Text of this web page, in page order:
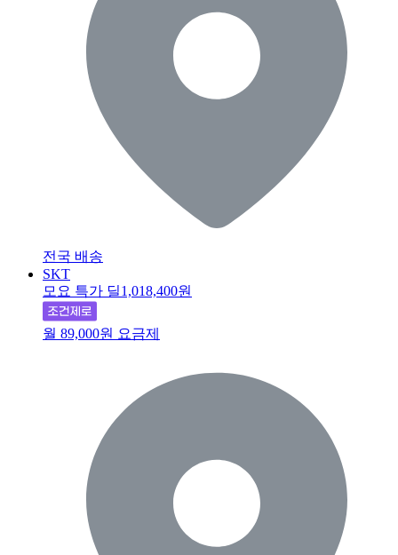
전국 배송
SKT
모요 특가 딜1,018,400원
월 89,000원 요금제